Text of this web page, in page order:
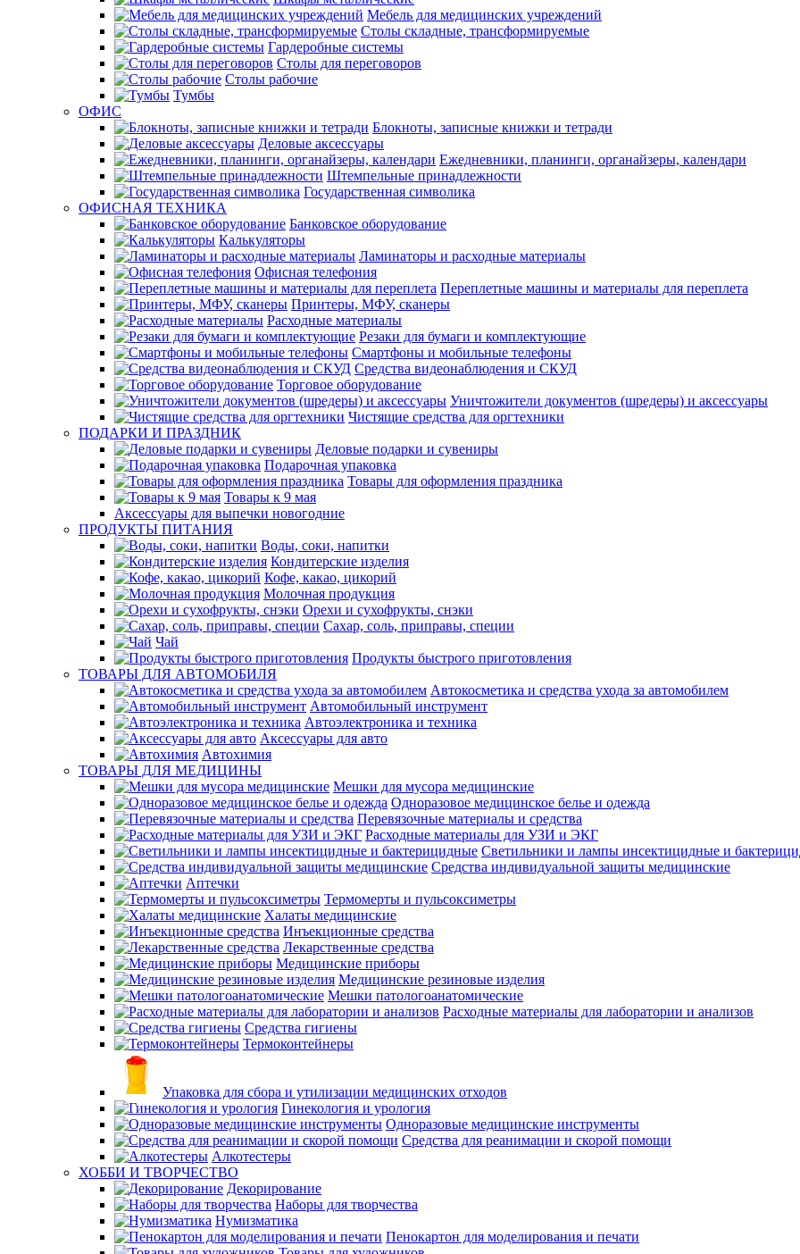
Мебель для медицинских учреждений
Столы складные, трансформируемые
Гардеробные системы
Столы для переговоров
Столы рабочие
Тумбы
ОФИС
Блокноты, записные книжки и тетради
Деловые аксессуары
Ежедневники, планинги, органайзеры, календари
Штемпельные принадлежности
Государственная символика
ОФИСНАЯ ТЕХНИКА
Банковское оборудование
Калькуляторы
Ламинаторы и расходные материалы
Офисная телефония
Переплетные машины и материалы для переплета
Принтеры, МФУ, сканеры
Расходные материалы
Резаки для бумаги и комплектующие
Смартфоны и мобильные телефоны
Средства видеонаблюдения и СКУД
Торговое оборудование
Уничтожители документов (шредеры) и аксессуары
Чистящие средства для оргтехники
ПОДАРКИ И ПРАЗДНИК
Деловые подарки и сувениры
Подарочная упаковка
Товары для оформления праздника
Товары к 9 мая
Аксессуары для выпечки новогодние
ПРОДУКТЫ ПИТАНИЯ
Воды, соки, напитки
Кондитерские изделия
Кофе, какао, цикорий
Молочная продукция
Орехи и сухофрукты, снэки
Сахар, соль, приправы, специи
Чай
Продукты быстрого приготовления
ТОВАРЫ ДЛЯ АВТОМОБИЛЯ
Автокосметика и средства ухода за автомобилем
Автомобильный инструмент
Автоэлектроника и техника
Аксессуары для авто
Автохимия
ТОВАРЫ ДЛЯ МЕДИЦИНЫ
Мешки для мусора медицинские
Одноразовое медицинское белье и одежда
Перевязочные материалы и средства
Расходные материалы для УЗИ и ЭКГ
Светильники и лампы инсектицидные и
Средства индивидуальной защиты медицинские
Аптечки
Термомерты и пульсоксиметры
Халаты медицинские
Инъекционные средства
Лекарственные средства
Медицинские приборы
Медицинские резиновые изделия
Мешки патологоанатомические
Расходные материалы для лаборатории и анализов
Средства гигиены
Термоконтейнеры
Упаковка для сбора и утилизации медицинских отходов
Гинекология и урология
Одноразовые медицинские инструменты
Средства для реанимации и скорой помощи
Алкотестеры
ХОББИ И ТВОРЧЕСТВО
Декорирование
Наборы для творчества
Нумизматика
Пенокартон для моделирования и печати